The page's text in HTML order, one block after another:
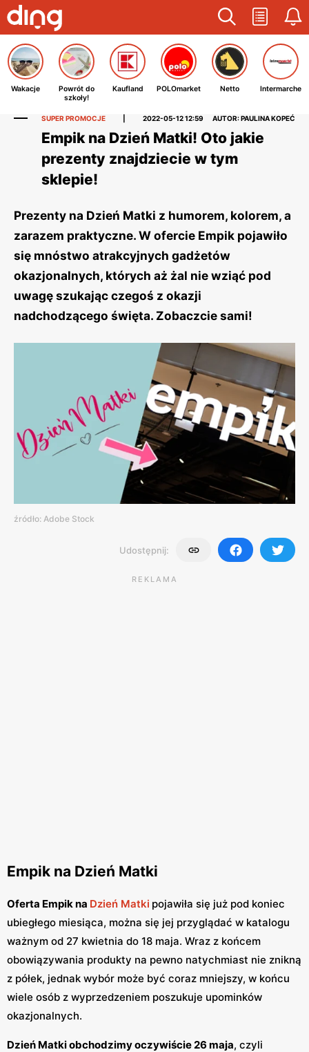
Wakacje
Powrót do
szkoły!
Kaufland POLOmarket Netto Intermarche
SUPER PROMOCJE 2022-05-12 12:59 AUTOR: PAULINA KOPEĆ
Empik na Dzień Matki! Oto jakie
prezenty znajdziecie w tym
sklepie!
Prezenty na Dzień Matki z humorem, kolorem, a
zarazem praktyczne. W ofercie Empik pojawiło
się mnóstwo atrakcyjnych gadżetów
okazjonalnych, których aż żal nie wziąć pod
uwagę szukając czegoś z okazji
nadchodzącego święta. Zobaczcie sami!
źródło: Adobe Stock
Udostępnij:
REKLAMA
Empik na Dzień Matki
Oferta Empik na Dzień Matki pojawiła się już pod koniec
ubiegłego miesiąca, można się jej przyglądać w katalogu
ważnym od 27 kwietnia do 18 maja. Wraz z końcem
obowiązywania produkty na pewno natychmiast nie znikną
z półek, jednak wybór może być coraz mniejszy, w końcu
wiele osób z wyprzedzeniem poszukuje upominków
okazjonalnych.
Dzień Matki obchodzimy oczywiście 26 maja, czyli